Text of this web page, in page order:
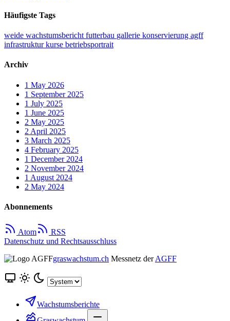
Häufigste Tags
weide wachstumsbericht futterbau gallerie konservierung agff
infrastrukturkurse betriebsportrait
Archiv
1 May 2026
1 September 2025
1 July 2025
1 June 2025
2 May 2025
2 April 2025
3 March 2025
4 February 2025
1 December 2024
2 November 2024
1 August 2024
2 May 2024
Abonnements
Atom
RSS
Datenschutz und Rechtsausschluss
graswachstum.ch Messnetz derAGFF
Wachstumsberichte